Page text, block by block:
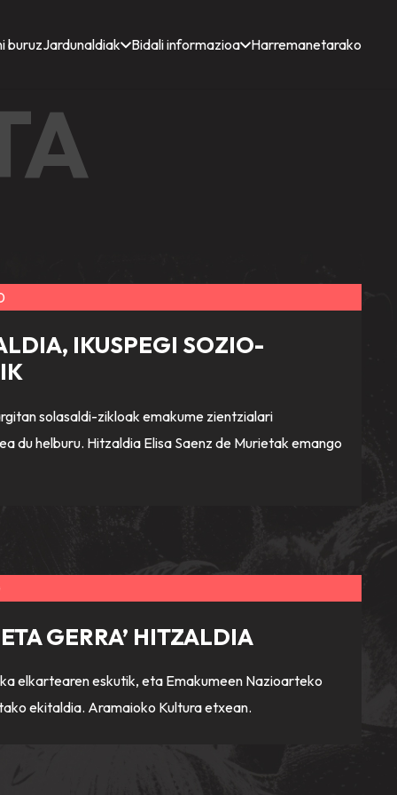
buruzJardunaldiak Bidali informazioa Harremanetarako
IKUSPEGI SOZIO-
solasaldi-zikloak emakume zientzialari
du helburu. Hitzaldia Elisa Saenz de Murietak emango
GERRA’ HITZALDIA
elkartearen eskutik, eta Emakumeen Nazioarteko
ekitaldia. Aramaioko Kultura etxean.